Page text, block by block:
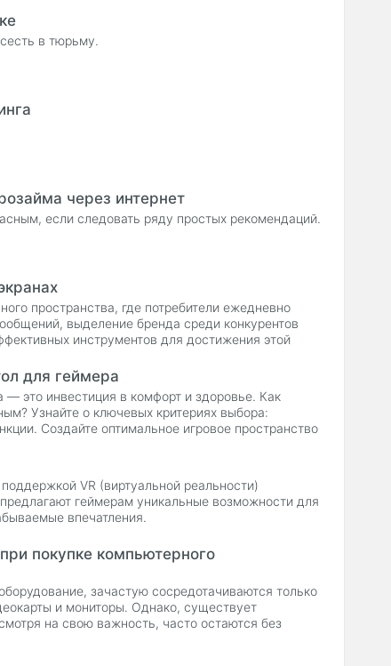
в тюрьму.
через интернет
если следовать ряду простых рекомендаций.
пространства, где потребители ежедневно
выделение бренда среди конкурентов
инструментов для достижения этой
что делает его важным элементом
для геймера
это инвестиция в комфорт и здоровье. Как
Узнайте о ключевых критериях выбора:
Создайте оптимальное игровое пространство
VR (виртуальной реальности)
геймерам уникальные возможности для
впечатления.
покупке компьютерного
зачастую сосредотачиваются только
и мониторы. Однако, существует
на свою важность, часто остаются без